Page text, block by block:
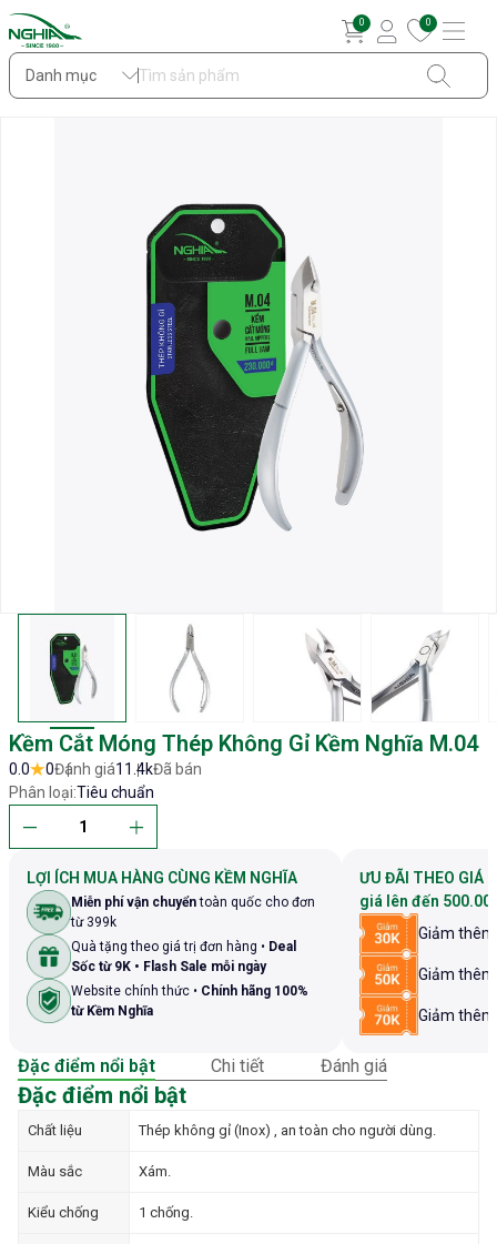
Danh mục
0 0
Kềm Cắt Móng Thép Không Gỉ Kềm Nghĩa M.04
0.0 0Đánh giá11.4kĐã bán
Phân loại:Tiêu chuẩn
LỢI ÍCH MUA HÀNG CÙNG KỀM NGHĨA
Miễn phí vận chuyểntoàn quốc cho đơn
từ 399k
Quà tặng theo giá trị đơn hàng • Deal
Sốc từ 9K • Flash Sale mỗi ngày
Website chính thức • Chính hãng 100%
từ Kềm Nghĩa
ƯU ĐÃI THEO GIÁ
giá lên đến
Giảm
Giảm
Giảm
Đặc điểm nổi bật Chi tiết Đánh giá
Đặc điểm nổi bật
Chất liệu Thép không gỉ (Inox) , an toàn cho người dùng.
Màu sắc Xám.
Kiểu chống 1 chống.